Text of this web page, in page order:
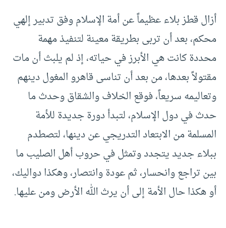
أزال قطز بلاء عظيماً عن أمة الإسلام وفق تدبير إلهي
محكم، بعد أن تربى بطريقة معينة لتنفيذ مهمة
محددة كانت هي الأبرز في حياته، إذ لم يلبث أن مات
مقتولاً بعدها، من بعد أن تناسى قاهرو المغول دينهم
وتعاليمه سريعاً، فوقع الخلاف والشقاق وحدث ما
حدث في دول الإسلام، لتبدأ دورة جديدة للأمة
المسلمة من الابتعاد التدريجي عن دينها، لتصطدم
ببلاء جديد يتجدد وتمثل في حروب أهل الصليب ما
بين تراجع وانحسار، ثم عودة وانتصار، وهكذا دواليك،
أو هكذا حال الأمة إلى أن يرث الله الأرض ومن عليها.